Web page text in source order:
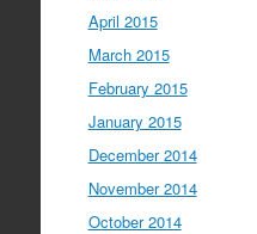
April 2015
March 2015
February 2015
January 2015
December 2014
November 2014
October 2014